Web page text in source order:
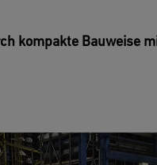
kompakte Bauweise